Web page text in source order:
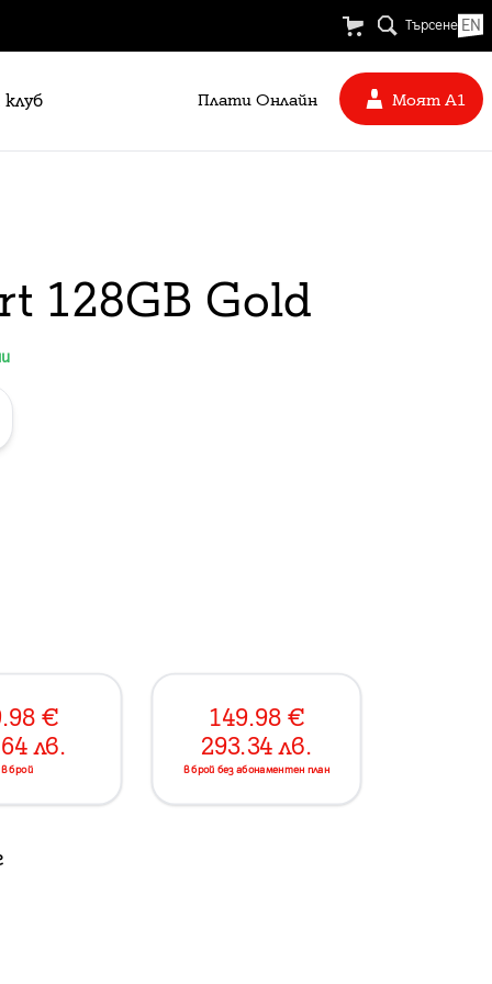
Търсене EN
Плати Oнлайн Моят А1
128GB Gold
€
лв.
в брой
149.98 €
293.34 лв.
в брой без абонаментен план